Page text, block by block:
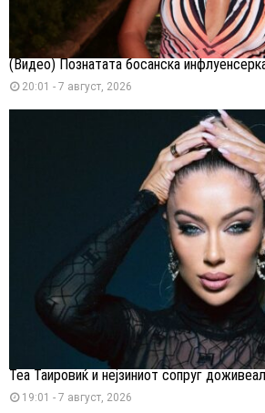
(Видео) Познатата босанска
20:01 - 7 август, 2026
Теа Таировиќ и нејзиниот сопруг
19:01 - 7 август, 2026